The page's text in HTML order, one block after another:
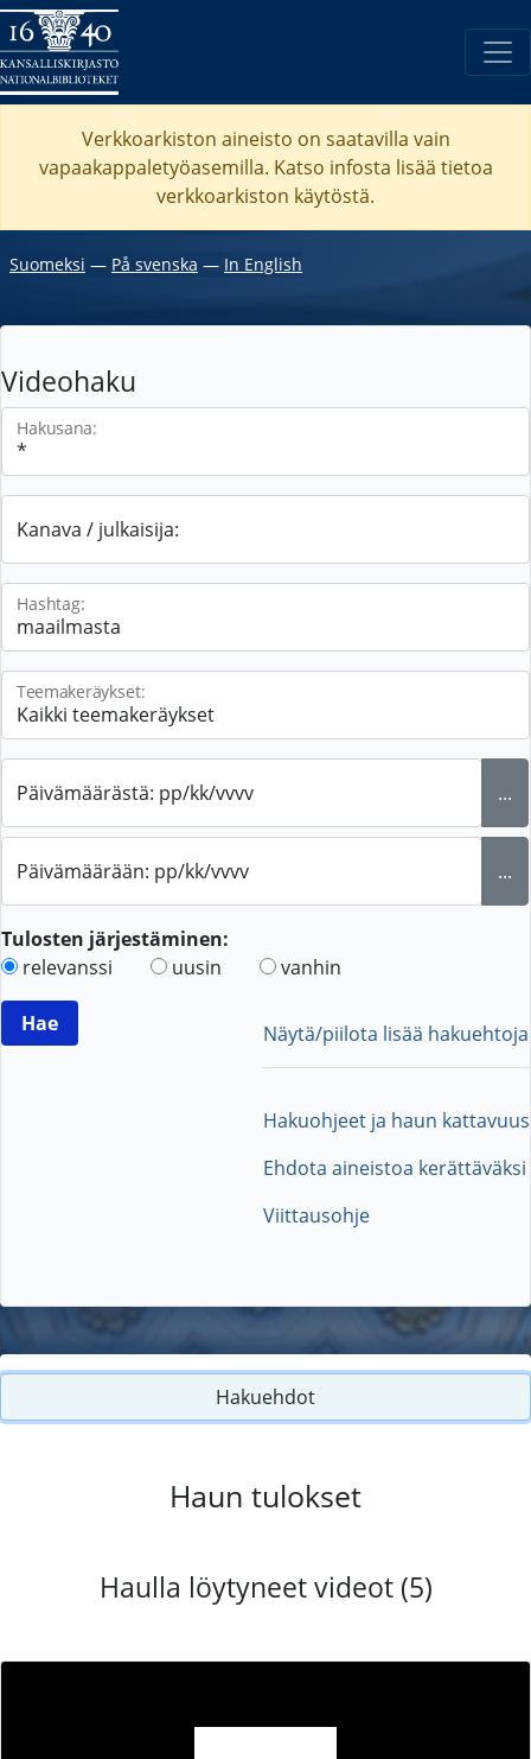
Verkkoarkiston aineisto on saatavilla vain
vapaakappaletyöasemilla. Katso infosta lisää tietoa
verkkoarkiston käytöstä.
Suomeksi ― På svenska ― In English
Videohaku
Hakusana:
Kanava / julkaisija:
Hashtag:
Teemakeräykset:
Päivämäärästä: pp/kk/vvvv ...
Päivämäärään: pp/kk/vvvv ...
Tulosten järjestäminen:
relevanssi
uusin vanhin
Näytä/piilota lisää hakuehtoja
Hakuohjeet ja haun kattavuus
Ehdota aineistoa kerättäväksi
Viittausohje
Hakuehdot
Haun tulokset
Haulla löytyneet videot (5)